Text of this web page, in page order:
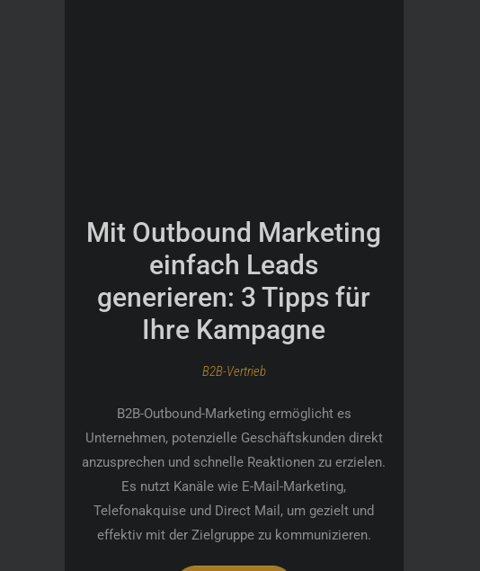
Mit Outbound Marketing
einfach Leads
generieren: 3 Tipps für
Ihre Kampagne
B2B-Vertrieb
B2B-Outbound-Marketing ermöglicht es
Unternehmen, potenzielle Geschäftskunden direkt
anzusprechen und schnelle Reaktionen zu erzielen.
Es nutzt Kanäle wie E-Mail-Marketing,
Telefonakquise und Direct Mail, um gezielt und
effektiv mit der Zielgruppe zu kommunizieren.